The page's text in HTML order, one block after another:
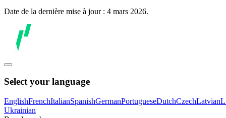
Date de la dernière mise à jour : 4 mars 2026.
Select your language
EnglishFrenchItalianSpanishGermanPortugueseDutchCzechLatvian
Ukrainian